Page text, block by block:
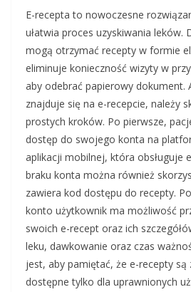
E-recepta to nowoczesne
ułatwia proces uzyskiwania leków.
mogą otrzymać recepty w formie
eliminuje konieczność wizyty w
aby odebrać papierowy dokument.
znajduje się na e-recepcie, należy
prostych kroków. Po pierwsze,
dostęp do swojego konta na
aplikacji mobilnej, która obsługuje
braku konta można również
zawiera kod dostępu do recepty.
konto użytkownik ma możliwość
swoich e-recept oraz ich
leku, dawkowanie oraz czas
jest, aby pamiętać, że e-recepty są
dostępne tylko dla uprawnionych